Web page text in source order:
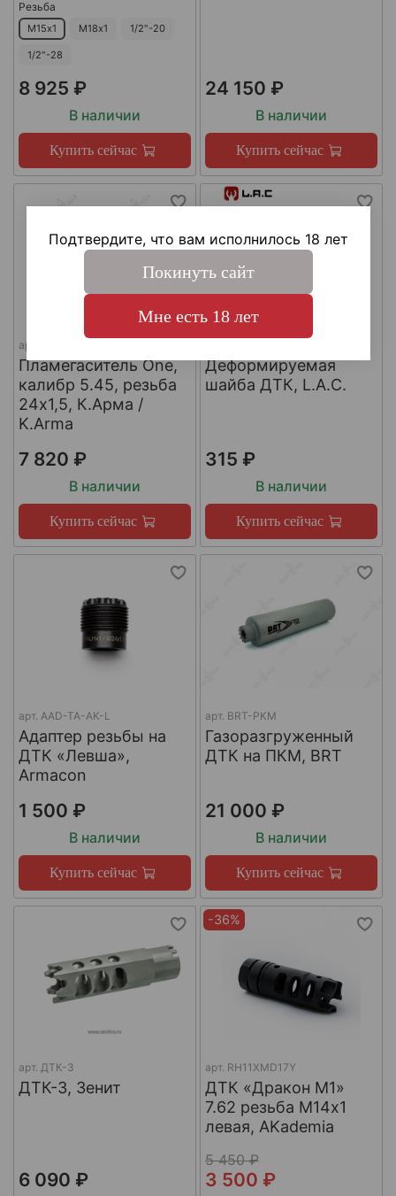
Резьба
М15х1 М18х1 1/2"-20
1/2"-28
8 925 ₽
В наличии
Купить сейчас
24 150 ₽
В наличии
Купить сейчас
арт.
Пламегаситель One,
калибр 5.45, резьба
24х1,5, К.Арма /
K.Arma
7 820 ₽
В наличии
Купить сейчас
Деформируемая
шайба ДТК, L.A.C.
315 ₽
В наличии
Купить сейчас
арт. AAD-TA-AK-L
Адаптер резьбы на
ДТК «Левша»,
Armacon
1 500 ₽
В наличии
Купить сейчас
арт. BRT-PKM
Газоразгруженный
ДТК на ПКМ, BRT
21 000 ₽
В наличии
Купить сейчас
арт. ДТК-3
ДТК-3, Зенит
6 090 ₽
-36%
арт. RH11XMD17Y
ДТК «Дракон М1»
7.62 резьба М14х1
левая, AKademia
5 450 ₽
3 500 ₽
Подтвердите, что вам исполнилось 18 лет
Покинуть сайт
Мне есть 18 лет